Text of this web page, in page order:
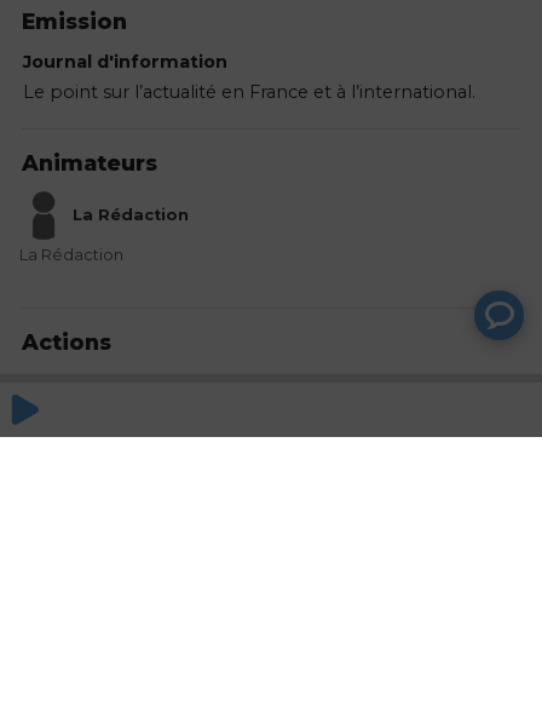
Emission
Journal d'information
Le point sur l’actualité en France et à l’international.
Animateurs
La Rédaction
La Rédaction
Actions